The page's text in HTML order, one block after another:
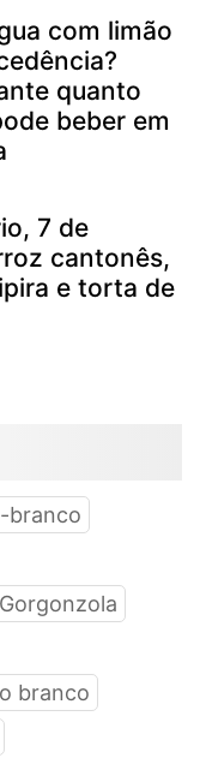
com limão
quanto
beber em
7 de
cantonês,
e torta de
branco
Gorgonzola
branco